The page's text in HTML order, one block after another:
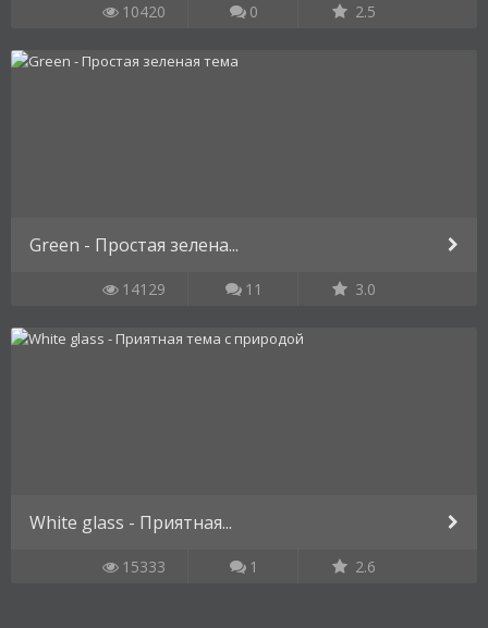
10420 0 2.5
Green - Простая зелена...
14129 11 3.0
White glass - Приятная...
15333 1 2.6